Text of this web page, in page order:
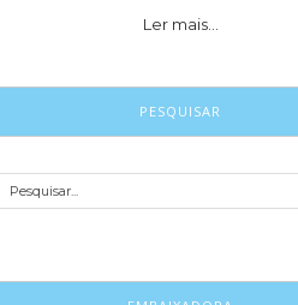
Ler mais…
PESQUISAR